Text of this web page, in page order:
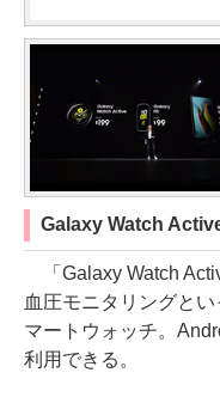
Galaxy Watch
「Galaxy Watch
血圧モニタリングと
マートウォッチ。
利用できる。